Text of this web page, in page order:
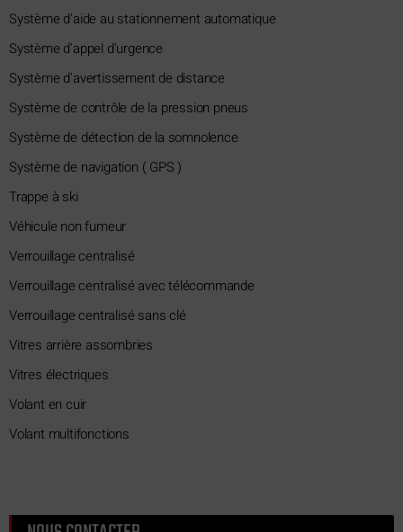
Système d'aide au stationnement automatique
Système d'appel d'urgence
Système d'avertissement de distance
Système de contrôle de la pression pneus
Système de détection de la somnolence
Système de navigation ( GPS )
Trappe à ski
Véhicule non fumeur
Verrouillage centralisé
Verrouillage centralisé avec télécommande
Verrouillage centralisé sans clé
Vitres arrière assombries
Vitres électriques
Volant en cuir
Volant multifonctions